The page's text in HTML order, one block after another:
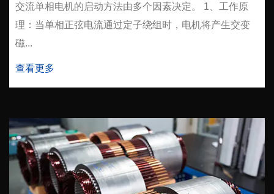
交流单相电机的启动方法由多个因素决定。 1、工作原
理：当单相正弦电流通过定子绕组时，电机将产生交变
磁...
查看更多